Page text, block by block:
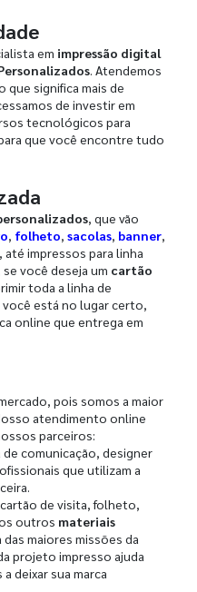
em impressão digital
. Atendemos
que significa mais de
de investir em
tecnológicos para
que você encontre tudo
, que vão
, folheto, sacolas, banner,
, até impressos para linha
você deseja um cartão
toda a linha de
você está no lugar certo,
online que entrega em
pois somos a maior
atendimento online
parceiros:
comunicação, designer
que utilizam a
cartão de visita, folheto,
outros materiais
maiores missões da
projeto impresso ajuda
deixar sua marca